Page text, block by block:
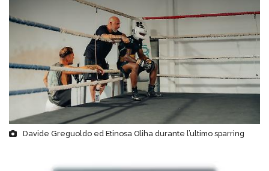
Davide Greguoldo ed Etinosa Oliha durante l’ultimo sparring